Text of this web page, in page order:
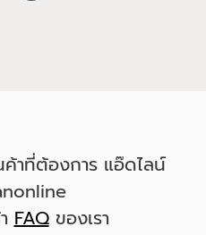
าที่ต้องการ แอ๊ดไลน์
FAQของเรา